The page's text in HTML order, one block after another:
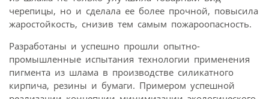
черепицы, но и сделала ее более прочной, повысила
жаростойкость, снизив тем самым пожароопасность.
Разработаны и успешно прошли опытно-
промышленные испытания технологии применения
пигмента из шлама в производстве силикатного
кирпича, резины и бумаги. Примером успешной